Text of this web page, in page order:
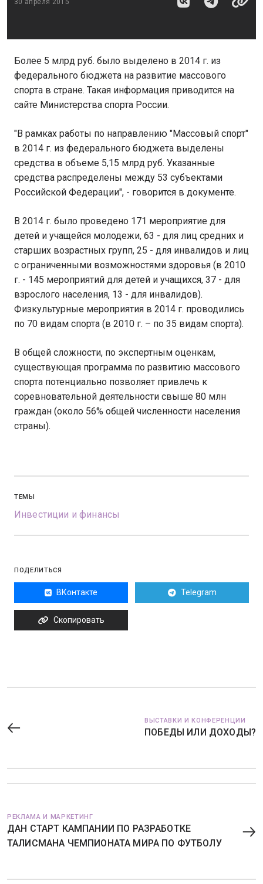
Более 5 млрд руб. было выделено в 2014 г. из
федерального бюджета на развитие массового
спорта в стране. Такая информация приводится на
сайте Министерства спорта России.
"В рамках работы по направлению "Массовый спорт"
в 2014 г. из федерального бюджета выделены
средства в объеме 5,15 млрд руб. Указанные
средства распределены между 53 субъектами
Российской Федерации", - говорится в документе.
В 2014 г. было проведено 171 мероприятие для
детей и учащейся молодежи, 63 - для лиц средних и
старших возрастных групп, 25 - для инвалидов и лиц
с ограниченными возможностями здоровья (в 2010
г. - 145 мероприятий для детей и учащихся, 37 - для
взрослого населения, 13 - для инвалидов).
Физкультурные мероприятия в 2014 г. проводились
по 70 видам спорта (в 2010 г. – по 35 видам спорта).
В общей сложности, по экспертным оценкам,
существующая программа по развитию массового
спорта потенциально позволяет привлечь к
соревновательной деятельности свыше 80 млн
граждан (около 56% общей численности населения
страны).
ТЕМЫ
Инвестиции и финансы
ПОДЕЛИТЬСЯ
ВКонтакте Telegram
Скопировать
ВЫСТАВКИ И КОНФЕРЕНЦИИ
ПОБЕДЫ ИЛИ ДОХОДЫ?
РЕКЛАМА И МАРКЕТИНГ
ДАН СТАРТ КАМПАНИИ ПО РАЗРАБОТКЕ
ТАЛИСМАНА ЧЕМПИОНАТА МИРА ПО ФУТБОЛУ